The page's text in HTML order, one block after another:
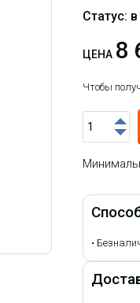
Статус:
ЦЕНА 8
Чтобы
•